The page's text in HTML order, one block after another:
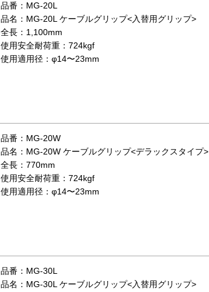
品番：MG-20L
品名：MG-20L ケーブルグリップ<入替用グリップ>
全長：1,100mm
使用安全耐荷重：724kgf
使用適用径：φ14〜23mm
品番：MG-20W
品名：MG-20W ケーブルグリップ<デラックスタイプ>
全長：770mm
使用安全耐荷重：724kgf
使用適用径：φ14〜23mm
品番：MG-30L
品名：MG-30L ケーブルグリップ<入替用グリップ>